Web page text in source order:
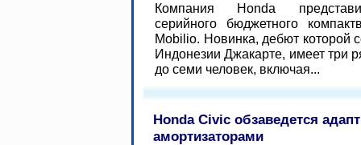
Компания Honda
серийного бюджетного
Mobilio. Новинка, дебют которой
Индонезии Джакарте, имеет три
до семи человек, включая...
Honda Civic обзаведется
амортизаторами